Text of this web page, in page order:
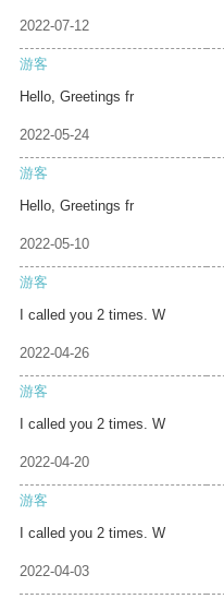
2022-07-12
游客
Hello, Greetings fr
2022-05-24
游客
Hello, Greetings fr
2022-05-10
游客
I called you 2 times. W
2022-04-26
游客
I called you 2 times. W
2022-04-20
游客
I called you 2 times. W
2022-04-03